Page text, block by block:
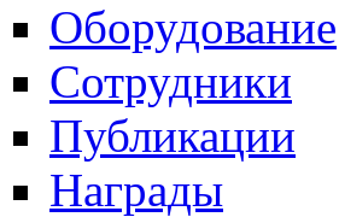
Оборудование
Сотрудники
Публикации
Награды